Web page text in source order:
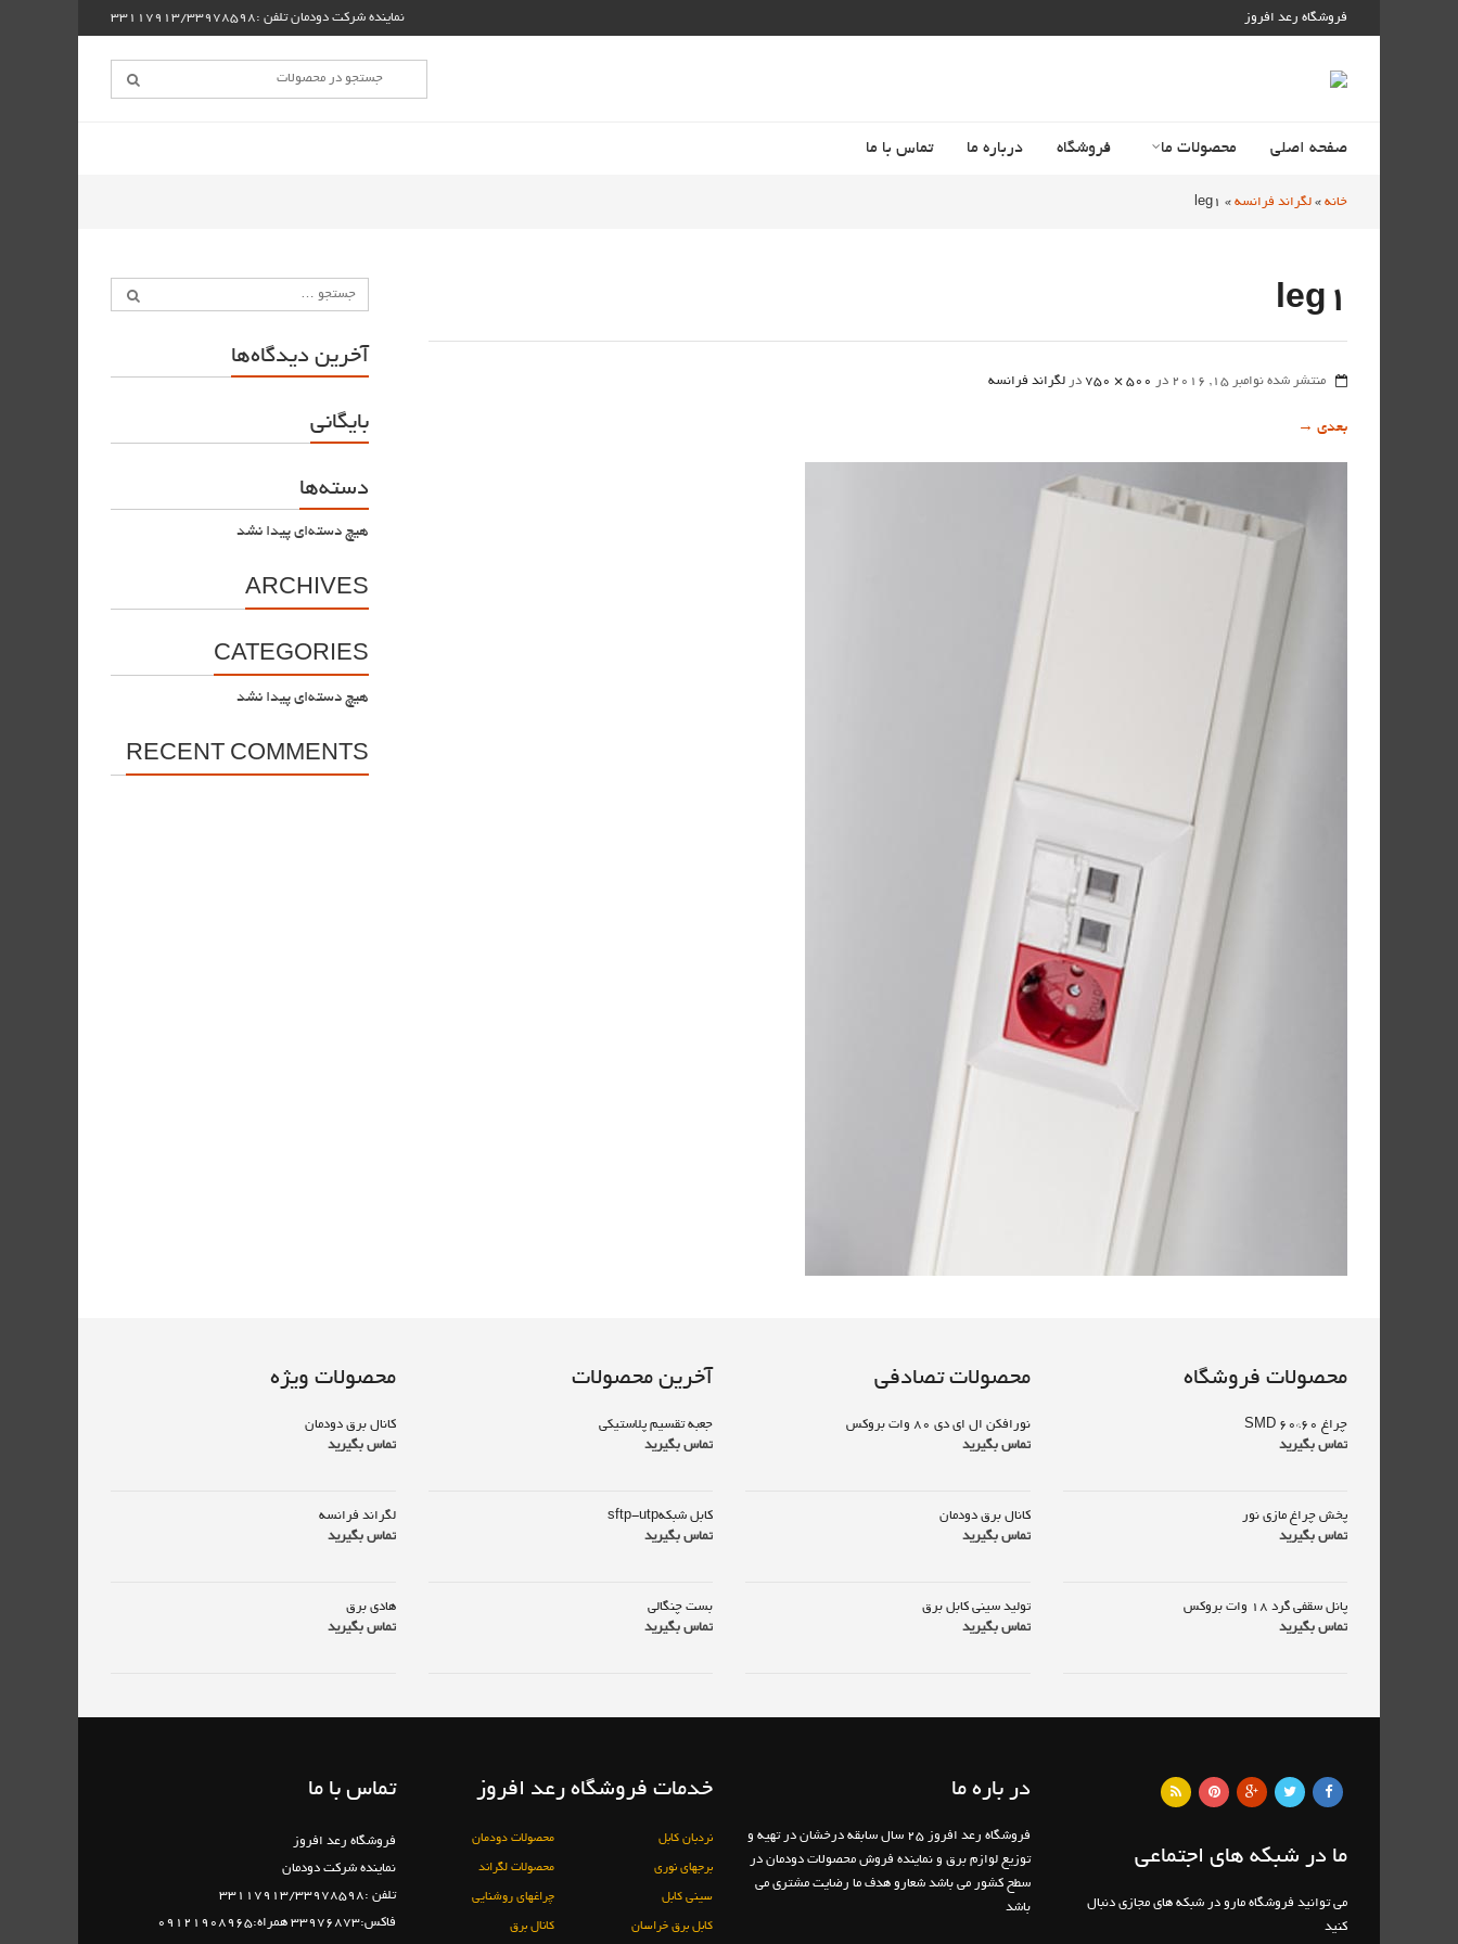
نماینده شرکت دودمان تلفن :33117913/33978598 فروشگاه رعد افروز
صفحه اصلی محصولات ما فروشگاه درباره ما تماس با ما
خانه » لگراند فرانسه »
leg1
leg1
منتشر شده نوامبر 15, 2016 در 500 × 750 در لگراند فرانسه
بعدی →
آخرین دیدگاه‌ها
بایگانی
دسته‌ها
هیچ دسته‌ای پیدا نشد
ARCHIVES
CATEGORIES
هیچ دسته‌ای پیدا نشد
RECENT COMMENTS
محصولات ویژه
کانال برق دودمان
تماس بگیرید
لگراند فرانسه
تماس بگیرید
هادی برق
تماس بگیرید
آخرین محصولات
جعبه تقسیم پلاستیکی
تماس بگیرید
کابل شبکهsftp-utp
تماس بگیرید
بست چنگالی
تماس بگیرید
محصولات تصادفی
نورافکن ال ‌ای ‌دی 80 وات بروکس
تماس بگیرید
کانال برق دودمان
تماس بگیرید
تولید سینی کابل برق
تماس بگیرید
محصولات فروشگاه
چراغ SMD 60*60
تماس بگیرید
پخش چراغ مازی نور
تماس بگیرید
پانل سقفی گرد 18 وات بروکس
تماس بگیرید
تماس با ما
فروشگاه رعد افروز
نماینده شرکت دودمان
تلفن :33117913/33978598
فاکس:33976873 همراه:09121908965
خدمات فروشگاه رعد افروز
محصولات دودمان
محصولات لگراند
چراغهای روشنایی
کانال برق
نردبان کابل
برجهای نوری
سینی کابل
کابل برق خراسان
در باره ما
فروشگاه رعد افروز 25 سال سابقه درخشان در تهیه و
توزیع لوازم برق و نماینده فروش محصولات دودمان در
سطح کشور می باشد شعارو هدف ما رضایت مشتری می
باشد
ما در شبکه های اجتماعی
می توانید فروشگاه مارو در شبکه های مجازی دنبال
کنید